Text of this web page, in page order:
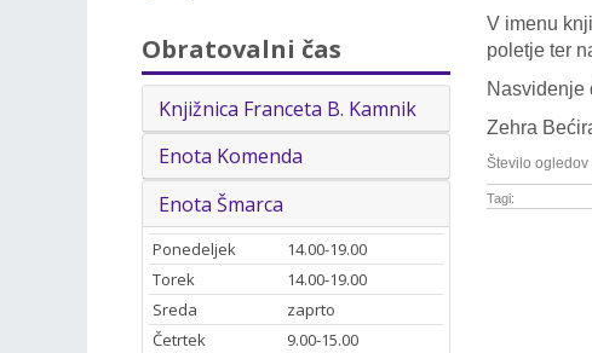
V imenu
poletje ter
Nasvidenje
Zehra
Število ogledov
Tagi:
Obratovalni čas
Knjižnica Franceta B. Kamnik
Enota Komenda
Enota Šmarca
Ponedeljek
14.00-19.00
Torek
14.00-19.00
Sreda
zaprto
Četrtek
9.00-15.00